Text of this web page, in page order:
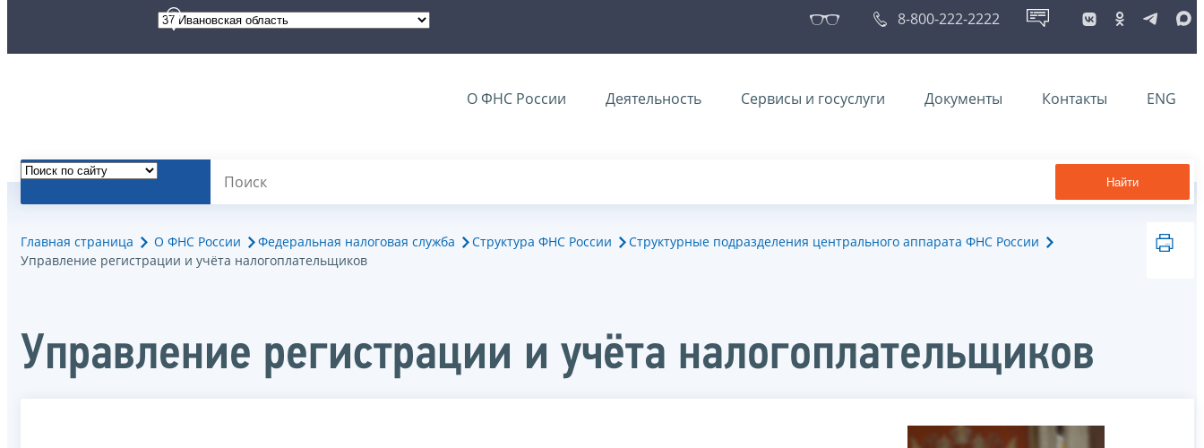
8-800-222-2222
О ФНС России Деятельность Сервисы и госуслуги Документы Контакты ENG
Найти
Главная страница О ФНС России Федеральная налоговая служба Структура ФНС России
Структурные подразделения центрального аппарата ФНС России
Управление регистрации и учёта налогоплательщиков
Управление регистрации и учёта налогоплательщиков